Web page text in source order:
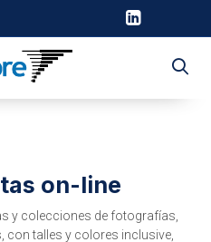
on-line
y colecciones de fotografías,
talles y colores inclusive,